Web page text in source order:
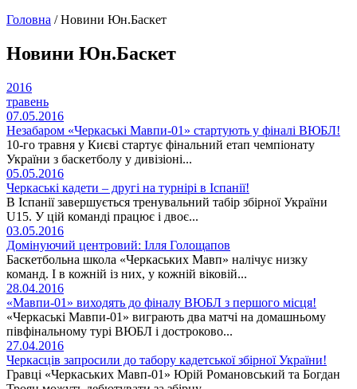
Головна /Новини Юн.Баскет
Новини Юн.Баскет
2016
травень
07.05.2016
Незабаром «Черкаські Мавпи-01» стартують у фіналі ВЮБЛ!
10-го травня у Києві стартує фінальний етап чемпіонату
України з баскетболу у дивізіоні...
05.05.2016
Черкаські кадети – другі на турнірі в Іспанії!
В Іспанії завершується тренувальний табір збірної України
U15. У цій команді працює і двоє...
03.05.2016
Домінуючий центровий: Ілля Голощапов
Баскетбольна школа «Черкаських Мавп» налічує низку
команд. І в кожній із них, у кожній віковій...
28.04.2016
«Мавпи-01» виходять до фіналу ВЮБЛ з першого місця!
«Черкаські Мавпи-01» виграють два матчі на домашньому
півфінальному турі ВЮБЛ і достроково...
27.04.2016
Черкасців запросили до табору кадетської збірної України!
Гравці «Черкаських Мавп-01» Юрій Романовський та Богдан